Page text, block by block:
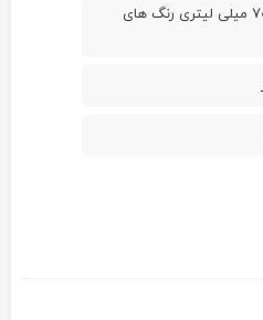
6 بطری 70 میلی لیتری رنگ های